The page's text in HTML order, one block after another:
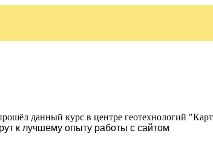
данный курс в центре геотехнологий
к лучшему опыту работы с сайтом